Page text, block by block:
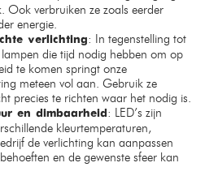
Ook verbruiken ze zoals eerder
energie.
verlichting: In tegenstelling tot
die tijd nodig hebben om op
te komen springt onze
meteen vol aan. Gebruik ze
precies te richten waar het nodig is.
en dimbaarheid : LED’s zijn
kleurtemperaturen,
de verlichting kan aanpassen
en de gewenste sfeer kan